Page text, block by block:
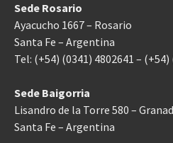
Sede Rosario
Ayacucho 1667 – Rosario
Santa Fe – Argentina
Tel: (+54) (0341) 4802641 – (+54)
Sede Baigorria
Lisandro de la Torre 580 –
Santa Fe – Argentina